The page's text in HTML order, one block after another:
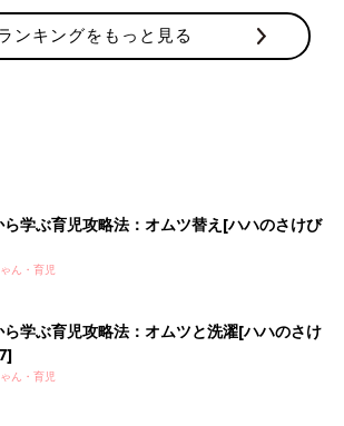
わかっているようなわかっていないよう
。 共働きの妻をサポートすべく日々奮闘
ちら:@omutsu_oh
話
育児漫
の先に
ビスケット食べたい～
ンキングをもっと見る
ら学ぶ育児攻略法：オムツ替え[ハハのさけび
ん・育児
ら学ぶ育児攻略法：オムツと洗濯[ハハのさけ
ん・育児